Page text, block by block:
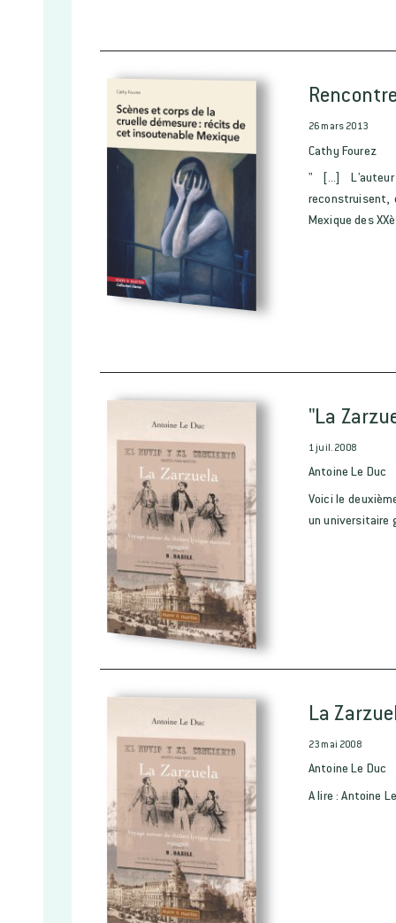
26 mars 2013
Cathy Fourez
" [...]
reconstruisent,
Mexique des
"La
1 juil. 2008
Antoine Le Duc
Voici le
un universitaire
La
23 mai 2008
Antoine Le Duc
A lire : Antoine